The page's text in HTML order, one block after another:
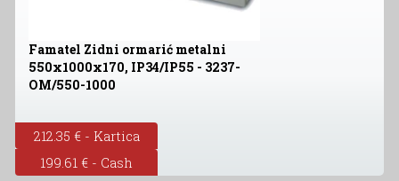
Famatel Zidni ormarić metalni
550x1000x170, IP34/IP55 - 3237-
OM/550-1000
212.35 € - Kartica
199.61 € - Cash